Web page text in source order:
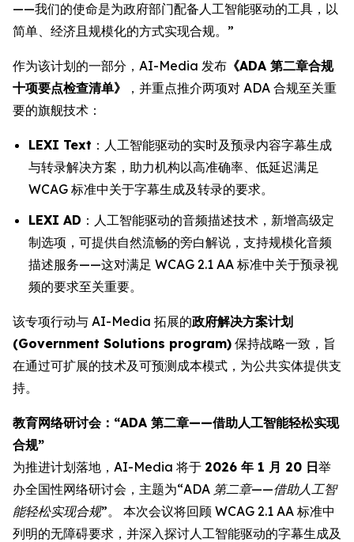
——我们的使命是为政府部门配备人工智能驱动的工具，以
简单、经济且规模化的方式实现合规。”
作为该计划的一部分，AI-Media 发布 《ADA 第二章合规
十项要点检查清单》
，并重点推介两项对 ADA 合规至关重
要的旗舰技术：
LEXI Text ：人工智能驱动的实时及预录内容字幕生成
与转录解决方案，助力机构以高准确率、低延迟满足
WCAG 标准中关于字幕生成及转录的要求。
LEXI AD ：人工智能驱动的音频描述技术，新增高级定
制选项，可提供自然流畅的旁白解说，支持规模化音频
描述服务——这对满足 WCAG 2.1 AA 标准中关于预录视
频的要求至关重要。
该专项行动与 AI-Media 拓展的政府解决方案计划
(Government Solutions program) 保持战略一致，旨
在通过可扩展的技术及可预测成本模式，为公共实体提供支
持。
教育网络研讨会：“ADA 第二章——借助人工智能轻松实现
合规”
为推进计划落地，AI-Media 将于 2026 年 1 月 20 日举
办全国性网络研讨会，主题为“ADA 第二章——借助人工智
能轻松实现合规”。 本次会议将回顾 WCAG 2.1 AA 标准中
列明的无障碍要求，并深入探讨人工智能驱动的字幕生成及